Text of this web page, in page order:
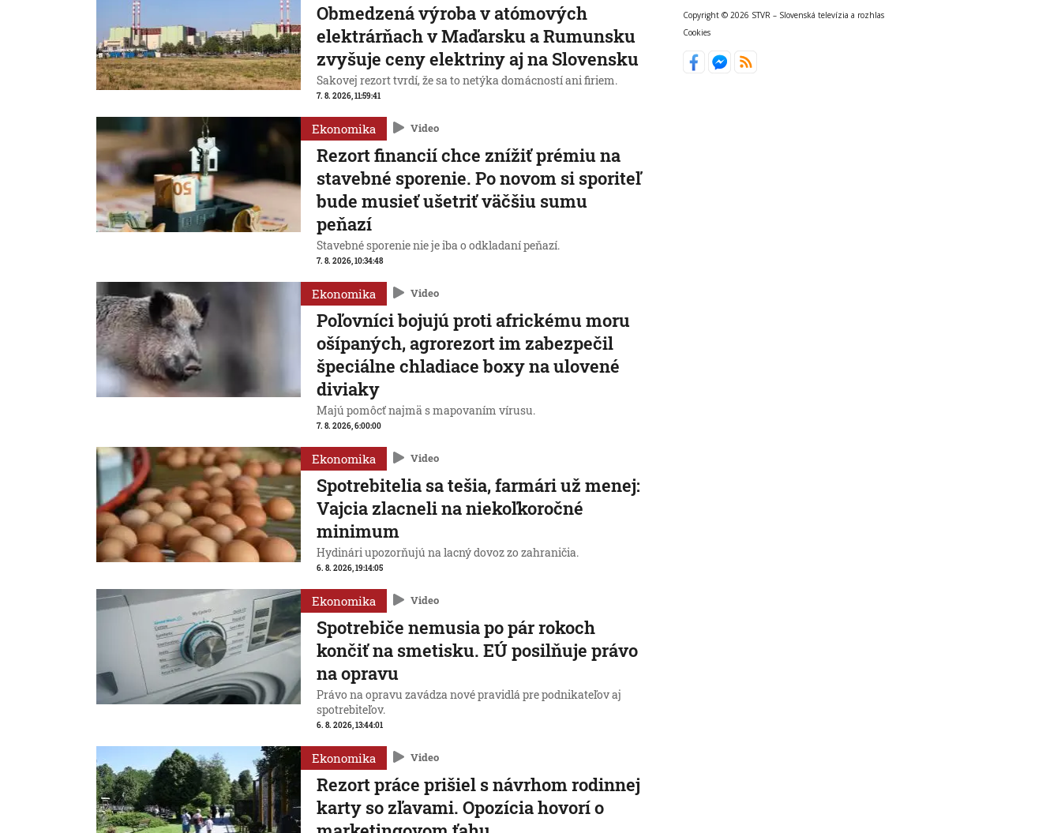
Obmedzená výroba v atómových
elektrárňach v Maďarsku a Rumunsku
zvyšuje ceny elektriny aj na Slovensku
Sakovej rezort tvrdí, že sa to netýka domácností ani firiem.
7. 8. 2026, 11:59:41
Ekonomika Video
Rezort financií chce znížiť prémiu na
stavebné sporenie. Po novom si sporiteľ
bude musieť ušetriť väčšiu sumu
peňazí
Stavebné sporenie nie je iba o odkladaní peňazí.
7. 8. 2026, 10:34:48
Ekonomika Video
Poľovníci bojujú proti africkému moru
ošípaných, agrorezort im zabezpečil
špeciálne chladiace boxy na ulovené
diviaky
Majú pomôcť najmä s mapovaním vírusu.
7. 8. 2026, 6:00:00
Ekonomika Video
Spotrebitelia sa tešia, farmári už menej:
Vajcia zlacneli na niekoľkoročné
minimum
Hydinári upozorňujú na lacný dovoz zo zahraničia.
6. 8. 2026, 19:14:05
Ekonomika Video
Spotrebiče nemusia po pár rokoch
končiť na smetisku. EÚ posilňuje právo
na opravu
Právo na opravu zavádza nové pravidlá pre podnikateľov aj
spotrebiteľov.
6. 8. 2026, 13:44:01
Ekonomika Video
Rezort práce prišiel s návrhom rodinnej
karty so zľavami. Opozícia hovorí o
Copyright © 2026 STVR – Slovenská televízia a rozhlas
Cookies